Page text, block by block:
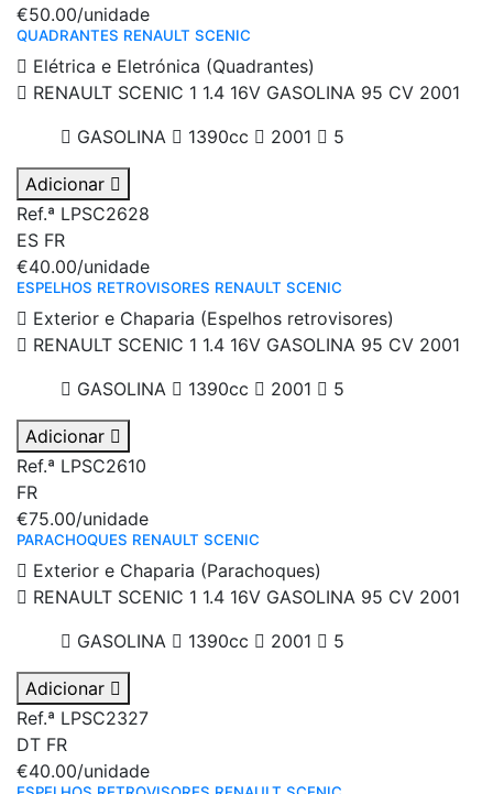
€50.00/unidade
QUADRANTES RENAULT SCENIC
Elétrica e Eletrónica (Quadrantes)
RENAULT SCENIC 1 1.4 16V GASOLINA 95 CV 2001
GASOLINA
1390cc 2001 5
Adicionar
Ref.ª LPSC2628
ES FR
€40.00/unidade
ESPELHOS RETROVISORES RENAULT SCENIC
Exterior e Chaparia (Espelhos retrovisores)
RENAULT SCENIC 1 1.4 16V GASOLINA 95 CV 2001
GASOLINA
1390cc 2001 5
Adicionar
Ref.ª LPSC2610
FR
€75.00/unidade
PARACHOQUES RENAULT SCENIC
Exterior e Chaparia (Parachoques)
RENAULT SCENIC 1 1.4 16V GASOLINA 95 CV 2001
GASOLINA
1390cc 2001 5
Adicionar
Ref.ª LPSC2327
DT FR
€40.00/unidade